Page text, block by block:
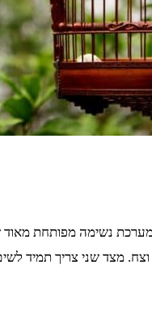
נשימה מפותחת
מצד שני צריך תמיד